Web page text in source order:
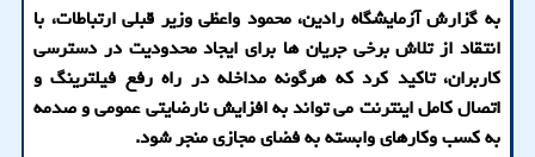
به گزارش آزمایشگاه رادین، محمود واعظی وزیر قبلی ارتباطات، با
انتقاد از تلاش برخی جریان ها برای ایجاد محدودیت در دسترسی
کاربران، تاکید کرد که هرگونه مداخله در راه رفع فیلترینگ و
اتصال کامل اینترنت می تواند به افزایش نارضایتی عمومی و صدمه
به کسب وکارهای وابسته به فضای مجازی منجر شود.